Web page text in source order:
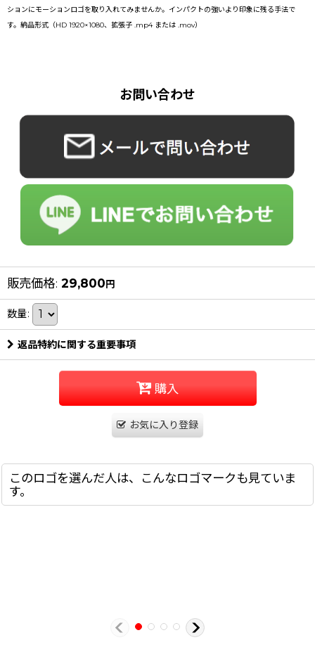
ションにモーションロゴを取り入れてみませんか。インパクトの強いより印象に残る手法で
す。納品形式（HD 1920×1080、拡張子 .mp4 または .mov）
お問い合わせ
販売価格: 29,800円
数量:
返品特約に関する重要事項
購入
お気に入り登録
このロゴを選んだ人は、こんなロゴマークも見ていま
す。